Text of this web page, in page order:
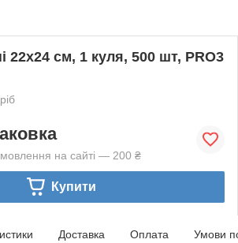
22х24 см, 1 куля, 500 шт, PRO3
на сайті — 200 ₴
Купити
Доставка Оплата Умови